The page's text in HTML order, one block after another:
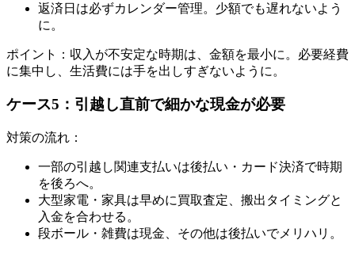
返済日は必ずカレンダー管理。少額でも遅れないよう
に。
ポイント：収入が不安定な時期は、金額を最小に。必要経費
に集中し、生活費には手を出しすぎないように。
ケース5：引越し直前で細かな現金が必要
対策の流れ：
一部の引越し関連支払いは後払い・カード決済で時期
を後ろへ。
大型家電・家具は早めに買取査定、搬出タイミングと
入金を合わせる。
段ボール・雑費は現金、その他は後払いでメリハリ。